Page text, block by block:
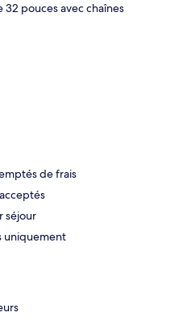
32 pouces avec chaînes
de frais
séjour
uniquement